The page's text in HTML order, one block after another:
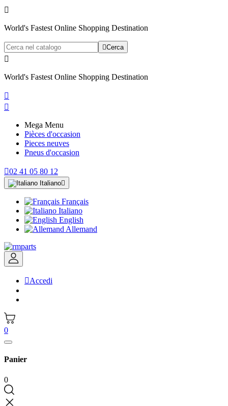

World's Fastest Online Shopping Destination
Cerca

World's Fastest Online Shopping Destination


Mega Menu
Pièces d'occasion
Pieces neuves
Pneus d'occasion
02 41 05 80 12
Italiano
Français
Italiano
English
Allemand
Accedi
0
Panier
0